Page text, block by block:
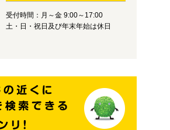
受付時間：月～金 9:00～17:00
土・日・祝日及び年末年始は休日